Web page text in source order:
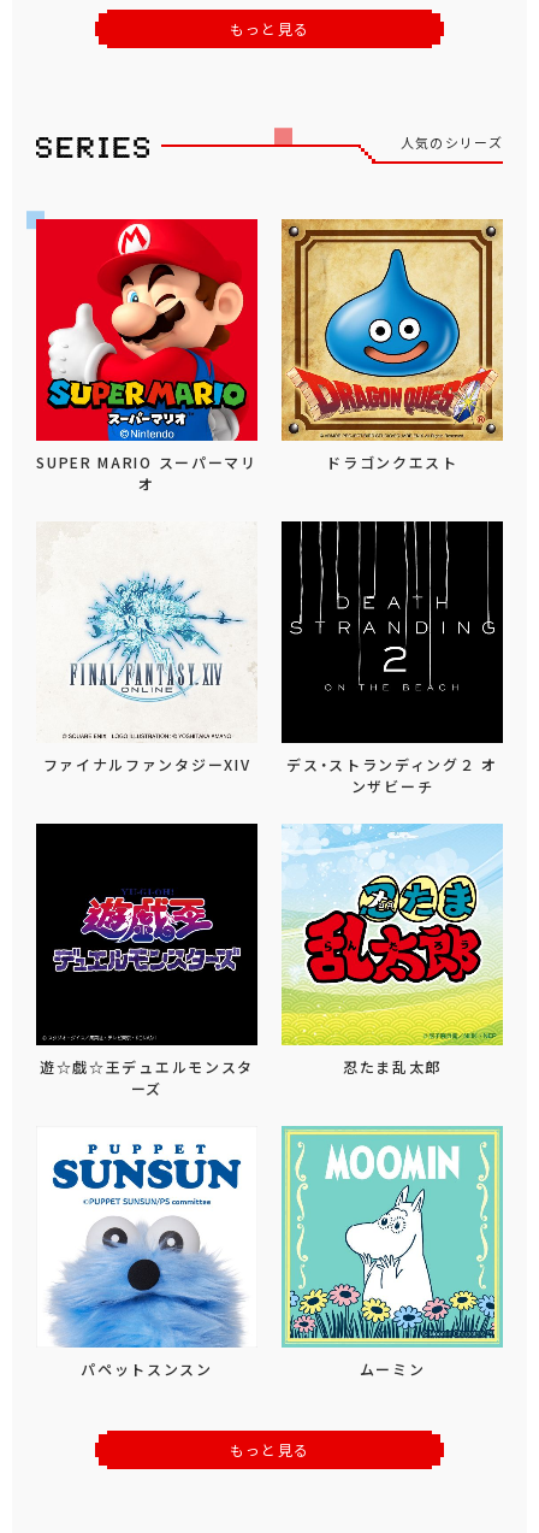
もっと見る
人気のシリーズ
SUPER MARIO スーパーマリ
オ
ドラゴンクエスト
ファイナルファンタジーXIV
デス・ストランディング２ オ
ンザビーチ
遊☆戯☆王デュエルモンスタ
ーズ
忍たま乱太郎
パペットスンスン ムーミン
もっと見る